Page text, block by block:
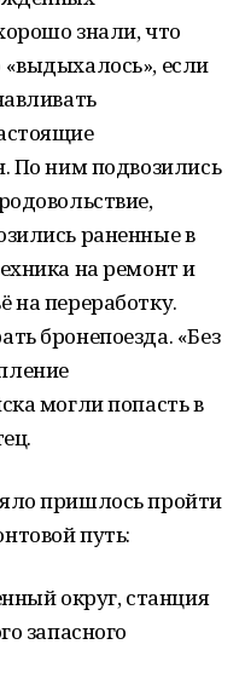
знали, что
если
По ним подвозились
раненные в
на ремонт и
на переработку.
бронепоезда. «Без
могли попасть в
пришлось пройти
путь:
округ, станция
запасного